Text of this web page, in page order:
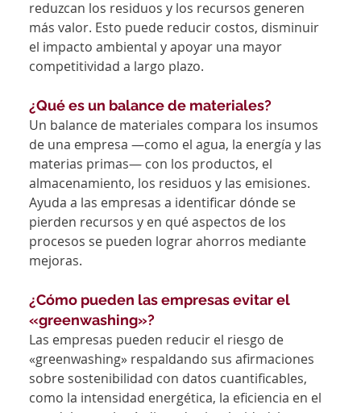
reduzcan los residuos y los recursos generen
más valor. Esto puede reducir costos, disminuir
el impacto ambiental y apoyar una mayor
competitividad a largo plazo.
¿Qué es un balance de materiales?
Un balance de materiales compara los insumos
de una empresa —como el agua, la energía y las
materias primas— con los productos, el
almacenamiento, los residuos y las emisiones.
Ayuda a las empresas a identificar dónde se
pierden recursos y en qué aspectos de los
procesos se pueden lograr ahorros mediante
mejoras.
¿Cómo pueden las empresas evitar el
«greenwashing»?
Las empresas pueden reducir el riesgo de
«greenwashing» respaldando sus afirmaciones
sobre sostenibilidad con datos cuantificables,
como la intensidad energética, la eficiencia en el